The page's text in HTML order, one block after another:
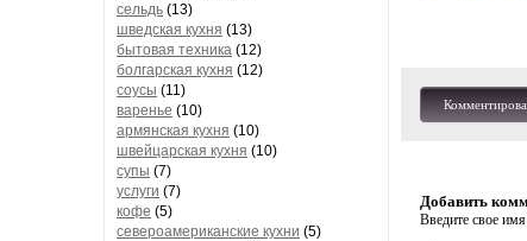
сельдь (13)
шведская кухня (13)
бытовая техника (12)
болгарская кухня (12)
соусы (11)
варенье (10)
армянская кухня (10)
швейцарская кухня (10)
супы (7)
услуги (7)
кофе (5)
североамериканские кухни (5)
Добавить
Введите свое